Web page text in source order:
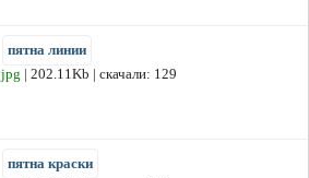
пятна линии
jpg | 202.11Kb | скачали: 129
пятна краски